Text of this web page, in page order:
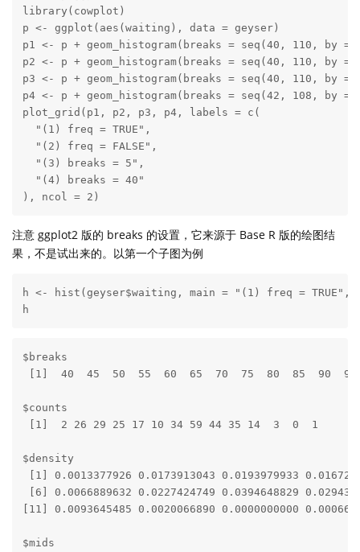
library(cowplot)
p <- ggplot(aes(waiting), data = geyser)
p1 <- p + geom_histogram(breaks = seq(40, 110, by =
p2 <- p + geom_histogram(breaks = seq(40, 110,
p3 <- p + geom_histogram(breaks = seq(40, 110, by =
p4 <- p + geom_histogram(breaks = seq(42, 108,
plot_grid(p1, p2, p3, p4, labels = c(
  "(1) freq = TRUE",
  "(2) freq = FALSE",
  "(3) breaks = 5",
  "(4) breaks = 40"
), ncol = 2)
注意 ggplot2 版的 breaks 的设置，它来源于 Base R 版的绘图结
果，不是试出来的。以第一个子图为例
h <- hist(geyser$waiting, main = "(1) freq =
h
$breaks
[1]  40  45  50  55  60  65  70  75  80  85  90  95
$counts
[1]  2 26 29 25 17 10 34 59 44 35 14  3  0  1
$density
[1] 0.0013377926 0.0173913043 0.0193979933
[6] 0.0066889632 0.0227424749 0.0394648829
[11] 0.0093645485 0.0020066890 0.0000000000
$mids